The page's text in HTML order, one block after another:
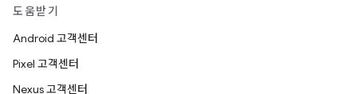
도움받기
Android 고객센터
Pixel 고객센터
Nexus 고객센터